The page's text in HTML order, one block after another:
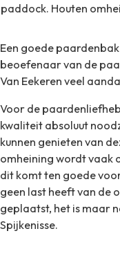
paddock. Houten
Een goede
beoefenaar van de
Van Eekeren veel
Voor de
kwaliteit absoluut
kunnen genieten van
omheining wordt vaak
dit komt ten goede
geen last heeft van de
geplaatst, het is maar
Spijkenisse.